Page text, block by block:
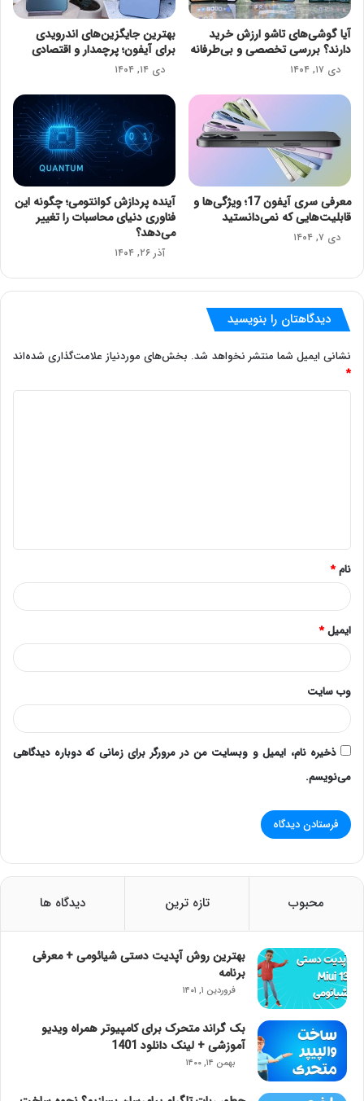
آیا گوشی‌های تاشو ارزش خرید
دارند؟ بررسی تخصصی و بی‌طرفانه
دی ۱۷, ۱۴۰۴
بهترین جایگزین‌های اندرویدی
برای آیفون؛ پرچمدار و اقتصادی
دی ۱۴, ۱۴۰۴
معرفی سری آیفون 17؛ ویژگی‌ها و
قابلیت‌هایی که نمی‌دانستید
دی ۷, ۱۴۰۴
آینده پردازش کوانتومی؛ چگونه این
فناوری دنیای محاسبات را تغییر
می‌دهد؟
آذر ۲۶, ۱۴۰۴
دیدگاهتان را بنویسید
نشانی ایمیل شما منتشر نخواهد شد. بخش‌های موردنیاز علامت‌گذاری شده‌اند
*
*
نام*
ایمیل*
وب‌ سایت
ذخیره نام، ایمیل و وبسایت من در مرورگر برای زمانی که دوباره دیدگاهی
می‌نویسم.
محبوب تازه ترین دیدگاه ها
بهترین روش آپدیت دستی شیائومی + معرفی
برنامه
فروردین ۱, ۱۴۰۱
بک گراند متحرک برای کامپیوتر همراه ویدیو
آموزشی + لینک دانلود 1401
بهمن ۱۴, ۱۴۰۰